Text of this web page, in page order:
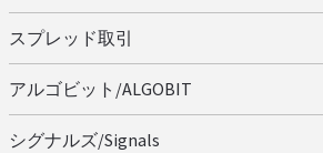
スプレッド取引
アルゴビット/ALGOBIT
シグナルズ/Signals